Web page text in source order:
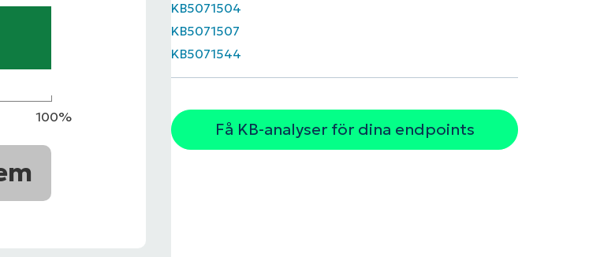
100%
KB5071504
KB5071507
KB5071544
Få KB-analyser för dina endpoints